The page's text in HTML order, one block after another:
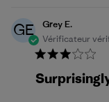
GE
Grey E.
Vérificateur